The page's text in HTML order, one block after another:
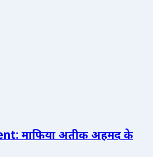
माफिया अतीक अहमद के